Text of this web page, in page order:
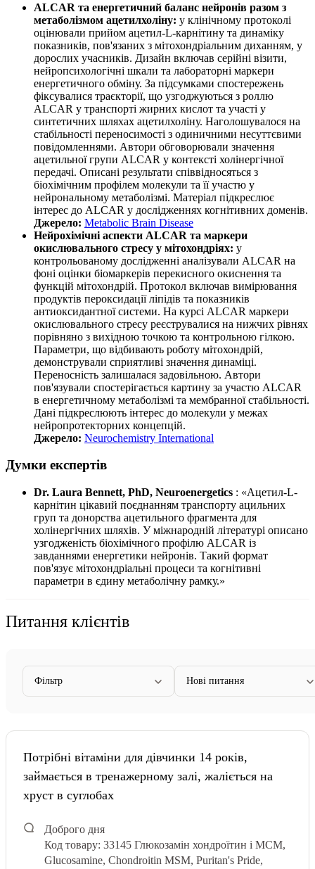
ALCAR та енергетичний баланс нейронів разом з
метаболізмом ацетилхоліну: у клінічному протоколі
оцінювали прийом ацетил-L-карнітину та динаміку
показників, пов'язаних з мітохондріальним диханням, у
дорослих учасників. Дизайн включав серійні візити,
нейропсихологічні шкали та лабораторні маркери
енергетичного обміну. За підсумками спостережень
фіксувалися траєкторії, що узгоджуються з роллю
ALCAR у транспорті жирних кислот та участі у
синтетичних шляхах ацетилхоліну. Наголошувалося на
стабільності переносимості з одиничними несуттєвими
повідомленнями. Автори обговорювали значення
ацетильної групи ALCAR у контексті холінергічної
передачі. Описані результати співвідносяться з
біохімічним профілем молекули та її участю у
нейрональному метаболізмі. Матеріал підкреслює
інтерес до ALCAR у дослідженнях когнітивних доменів.
Джерело: Metabolic Brain Disease
Нейрохімічні аспекти ALCAR та маркери
окислювального стресу у мітохондріях: у
контрольованому дослідженні аналізували ALCAR на
фоні оцінки біомаркерів перекисного окиснення та
функцій мітохондрій. Протокол включав вимірювання
продуктів пероксидації ліпідів та показників
антиоксидантної системи. На курсі ALCAR маркери
окислювального стресу реєструвалися на нижчих рівнях
порівняно з вихідною точкою та контрольною гілкою.
Параметри, що відбивають роботу мітохондрій,
демонстрували сприятливі значення динаміці.
Переносність залишалася задовільною. Автори
пов'язували спостерігається картину за участю ALCAR
в енергетичному метаболізмі та мембранної стабільності.
Дані підкреслюють інтерес до молекули у межах
нейропротекторних концепцій.
Джерело: Neurochemistry International
Думки експертів
Dr. Laura Bennett, PhD, Neuroenergetics : «Ацетил-L-
карнітин цікавий поєднанням транспорту ацильних
груп та донорства ацетильного фрагмента для
холінергічних шляхів. У міжнародній літературі описано
узгодженість біохімічного профілю ALCAR із
завданнями енергетики нейронів. Такий формат
пов'язує мітохондріальні процеси та когнітивні
параметри в єдину метаболічну рамку.»
Питання клієнтів
Фільтр Нові питання
Потрібні вітаміни для дівчинки 14 років,
займається в тренажерному залі, жаліється на
хруст в суглобах
Доброго дня
Код товару: 33145 Глюкозамін хондроїтин і МСМ,
Glucosamine, Chondroitin MSM, Puritan's Pride,